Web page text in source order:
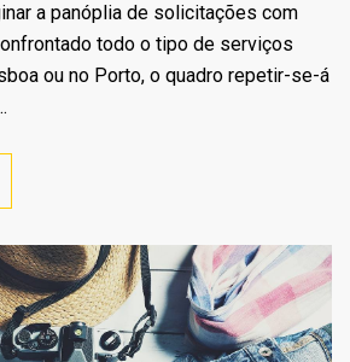
a panóplia de solicitações com
todo o tipo de serviços
ou no Porto, o quadro repetir-se-á